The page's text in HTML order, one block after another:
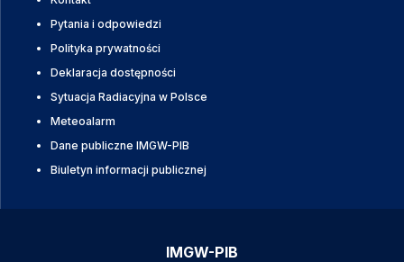
Pytania i odpowiedzi
Polityka prywatności
Deklaracja dostępności
Sytuacja Radiacyjna w Polsce
Meteoalarm
Dane publiczne IMGW-PIB
Biuletyn informacji publicznej
IMGW-PIB